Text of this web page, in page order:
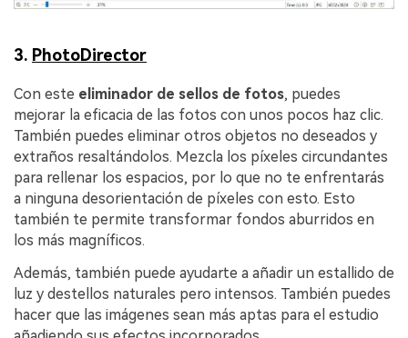
3. PhotoDirector
Con este eliminador de sellos de fotos, puedes
mejorar la eficacia de las fotos con unos pocos haz clic.
También puedes eliminar otros objetos no deseados y
extraños resaltándolos. Mezcla los píxeles circundantes
para rellenar los espacios, por lo que no te enfrentarás
a ninguna desorientación de píxeles con esto. Esto
también te permite transformar fondos aburridos en
los más magníficos.
Además, también puede ayudarte a añadir un estallido de
luz y destellos naturales pero intensos. También puedes
hacer que las imágenes sean más aptas para el estudio